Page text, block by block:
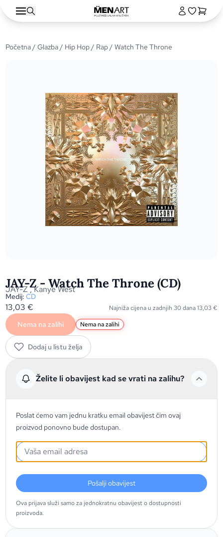
Početna/Glazba/ Hip Hop / Rap/ Watch The Throne
JAY-Z - Watch The Throne (CD)
JAY-Z,Kanye West
Medij: CD
13,03€ Najniža cijena u zadnjih 30 dana13,03€
Nema na zalihi Nema na zalihi
Dodaj u listu želja
Želite li obavijest kad se vrati na zalihu?
Poslat ćemo vam jednu kratku email obavijest čim ovaj
proizvod ponovno bude dostupan.
Pošalji obavijest
Ova prijava služi samo za jednokratnu obavijest o dostupnosti
proizvoda.